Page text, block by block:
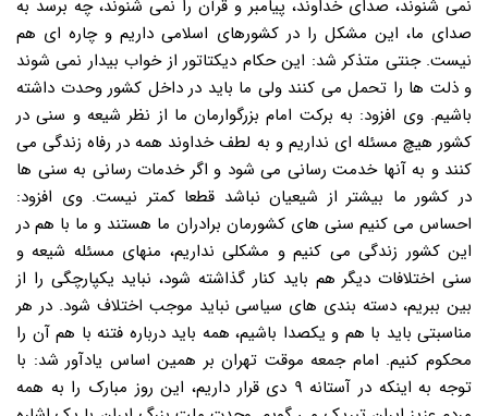
نمی شنوند، صدای خداوند، پیامبر و قرآن را نمی شنوند، چه برسد به
صدای ما، این مشکل را در کشورهای اسلامی داریم و چاره ای هم
نیست. جنتی متذکر شد: این حکام دیکتاتور از خواب بیدار نمی شوند
و ذلت ها را تحمل می کنند ولی ما باید در داخل کشور وحدت داشته
باشیم. وی افزود: به برکت امام بزرگوارمان ما از نظر شیعه و سنی در
کشور هیچ مسئله ای نداریم و به لطف خداوند همه در رفاه زندگی می
کنند و به آنها خدمت رسانی می شود و اگر خدمات رسانی به سنی ها
در کشور ما بیشتر از شیعیان نباشد قطعا کمتر نیست. وی افزود:
احساس می کنیم سنی های کشورمان برادران ما هستند و ما با هم در
این کشور زندگی می کنیم و مشکلی نداریم، منهای مسئله شیعه و
سنی اختلافات دیگر هم باید کنار گذاشته شود، نباید یکپارچگی را از
بین ببریم، دسته بندی های سیاسی نباید موجب اختلاف شود. در هر
مناسبتی باید با هم و یکصدا باشیم، همه باید درباره فتنه با هم آن را
محکوم کنیم. امام جمعه موقت تهران بر همین اساس یادآور شد: با
توجه به اینکه در آستانه ۹ دی قرار داریم، این روز مبارک را به همه